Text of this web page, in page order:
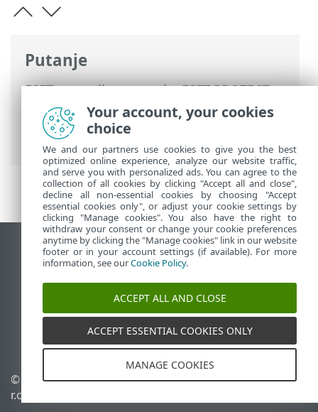
Putanje
ESET-ova online pomoć>ESET PROTECT
On-Prem
>Upotreba sustava ESET
PROTECT On-Prem
> Automatske
nadogradnje
Prikaži stranicu za radnu površinu
End of Life
ESET-ova baza znanja
ESET Status Portal
Regionalna podrška
© 1992 - 2026 ESET, spol. s
r.o. – Sva prava pridržana.
Upravljanje kolačićima
Your account, your cookies
choice
We and our partners use cookies to give you the best
optimized online experience, analyze our website traffic,
and serve you with personalized ads. You can agree to the
collection of all cookies by clicking "Accept all and close",
decline all non-essential cookies by choosing "Accept
essential cookies only", or adjust your cookie settings by
clicking "Manage cookies". You also have the right to
withdraw your consent or change your cookie preferences
anytime by clicking the "Manage cookies" link in our website
footer or in your account settings (if available). For more
information, see ourCookie Policy.
ACCEPT ALL AND CLOSE
ACCEPT ESSENTIAL COOKIES ONLY
MANAGE COOKIES